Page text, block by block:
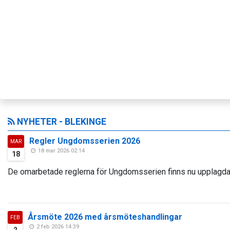
NYHETER - BLEKINGE
MAR
18
Regler Ungdomsserien 2026
18 mar 2026 02:14
De omarbetade reglerna för Ungdomsserien finns nu
FEB Årsmöte 2026 med årsmöteshandlingar
2 feb 2026 14:39